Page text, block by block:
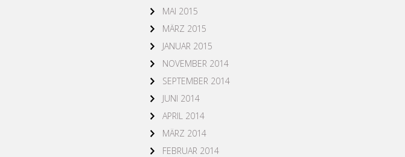
MAI 2015
MÄRZ 2015
JANUAR 2015
NOVEMBER 2014
SEPTEMBER 2014
JUNI 2014
APRIL 2014
MÄRZ 2014
FEBRUAR 2014